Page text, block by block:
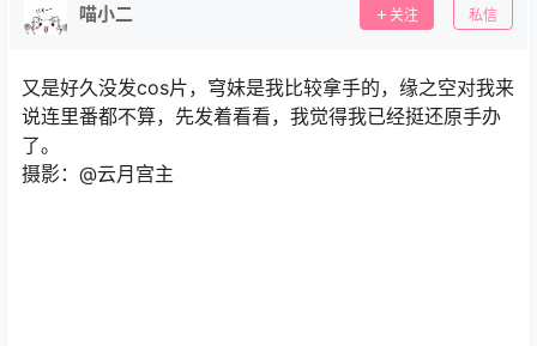
喵小二 关注 私信
又是好久没发cos片，穹妹是我比较拿手的，缘之空对我来
说连里番都不算，先发着看看，我觉得我已经挺还原手办
了。
摄影：@云月宫主